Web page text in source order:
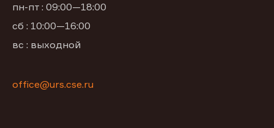
пн-пт : 09:00—18:00
сб : 10:00—16:00
вс : выходной
office@urs.cse.ru